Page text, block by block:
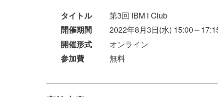
タイトル
第3回 IBM i Club
開催期間
2022年8月3日(水) 15:00～
開催形式
オンライン
参加費
無料